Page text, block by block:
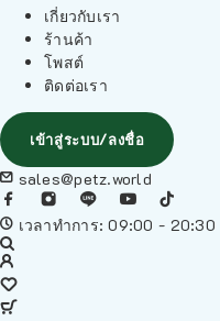
เกี่ยวกับเรา
ร้านค้า
โพสต์
ติดต่อเรา
เข้าสู่ระบบ/ลงชื่อ
sales@petz.world
เวลาทำการ: 09:00 - 20:30